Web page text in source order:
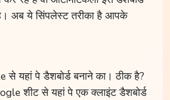
है। अब ये सिंपलेस्ट तरीका है आपके
से यहां पे डैशबोर्ड बनाने का। ठीक है?
शीट से यहां पे एक क्लाइंट डैशबोर्ड